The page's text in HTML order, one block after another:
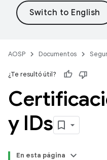
AOSP Documentos
¿Te resultó útil?
y IDs
En esta página